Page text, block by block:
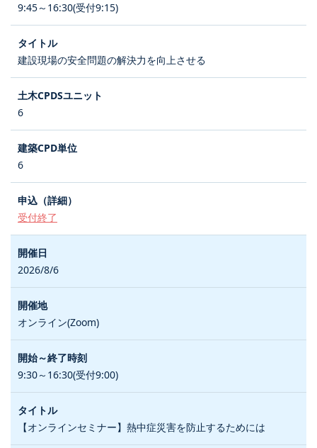
9:45～16:30(受付9:15)
建設現場の安全問題の解決力を向上させる
6
6
受付終了
2026/8/6
オンライン(Zoom)
9:30～16:30(受付9:00)
【オンラインセミナー】熱中症災害を防止するためには